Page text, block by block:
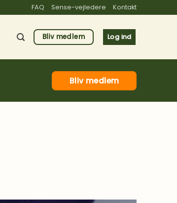
FAQ Sense-vejledere Kontakt
Bliv medlem Log ind
Bliv medlem